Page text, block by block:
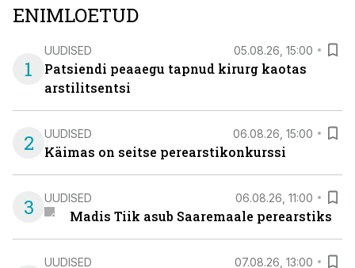
ENIMLOETUD
1
UUDISED 05.08.26, 15:00
Patsiendi peaaegu tapnud kirurg kaotas
arstilitsentsi
2 UUDISED 06.08.26, 15:00
Käimas on seitse perearstikonkurssi
3 UUDISED 06.08.26, 11:00
Madis Tiik asub Saaremaale perearstiks
UUDISED 07.08.26, 13:00